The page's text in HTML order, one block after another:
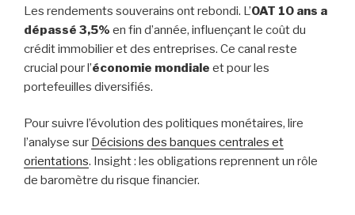
Les rendements souverains ont rebondi. L’OAT 10 ans a
dépassé 3,5% en fin d’année, influençant le coût du
crédit immobilier et des entreprises. Ce canal reste
crucial pour l’économie mondiale et pour les
portefeuilles diversifiés.
Pour suivre l’évolution des politiques monétaires, lire
l’analyse sur Décisions des banques centrales et
orientations. Insight : les obligations reprennent un rôle
de baromètre du risque financier.